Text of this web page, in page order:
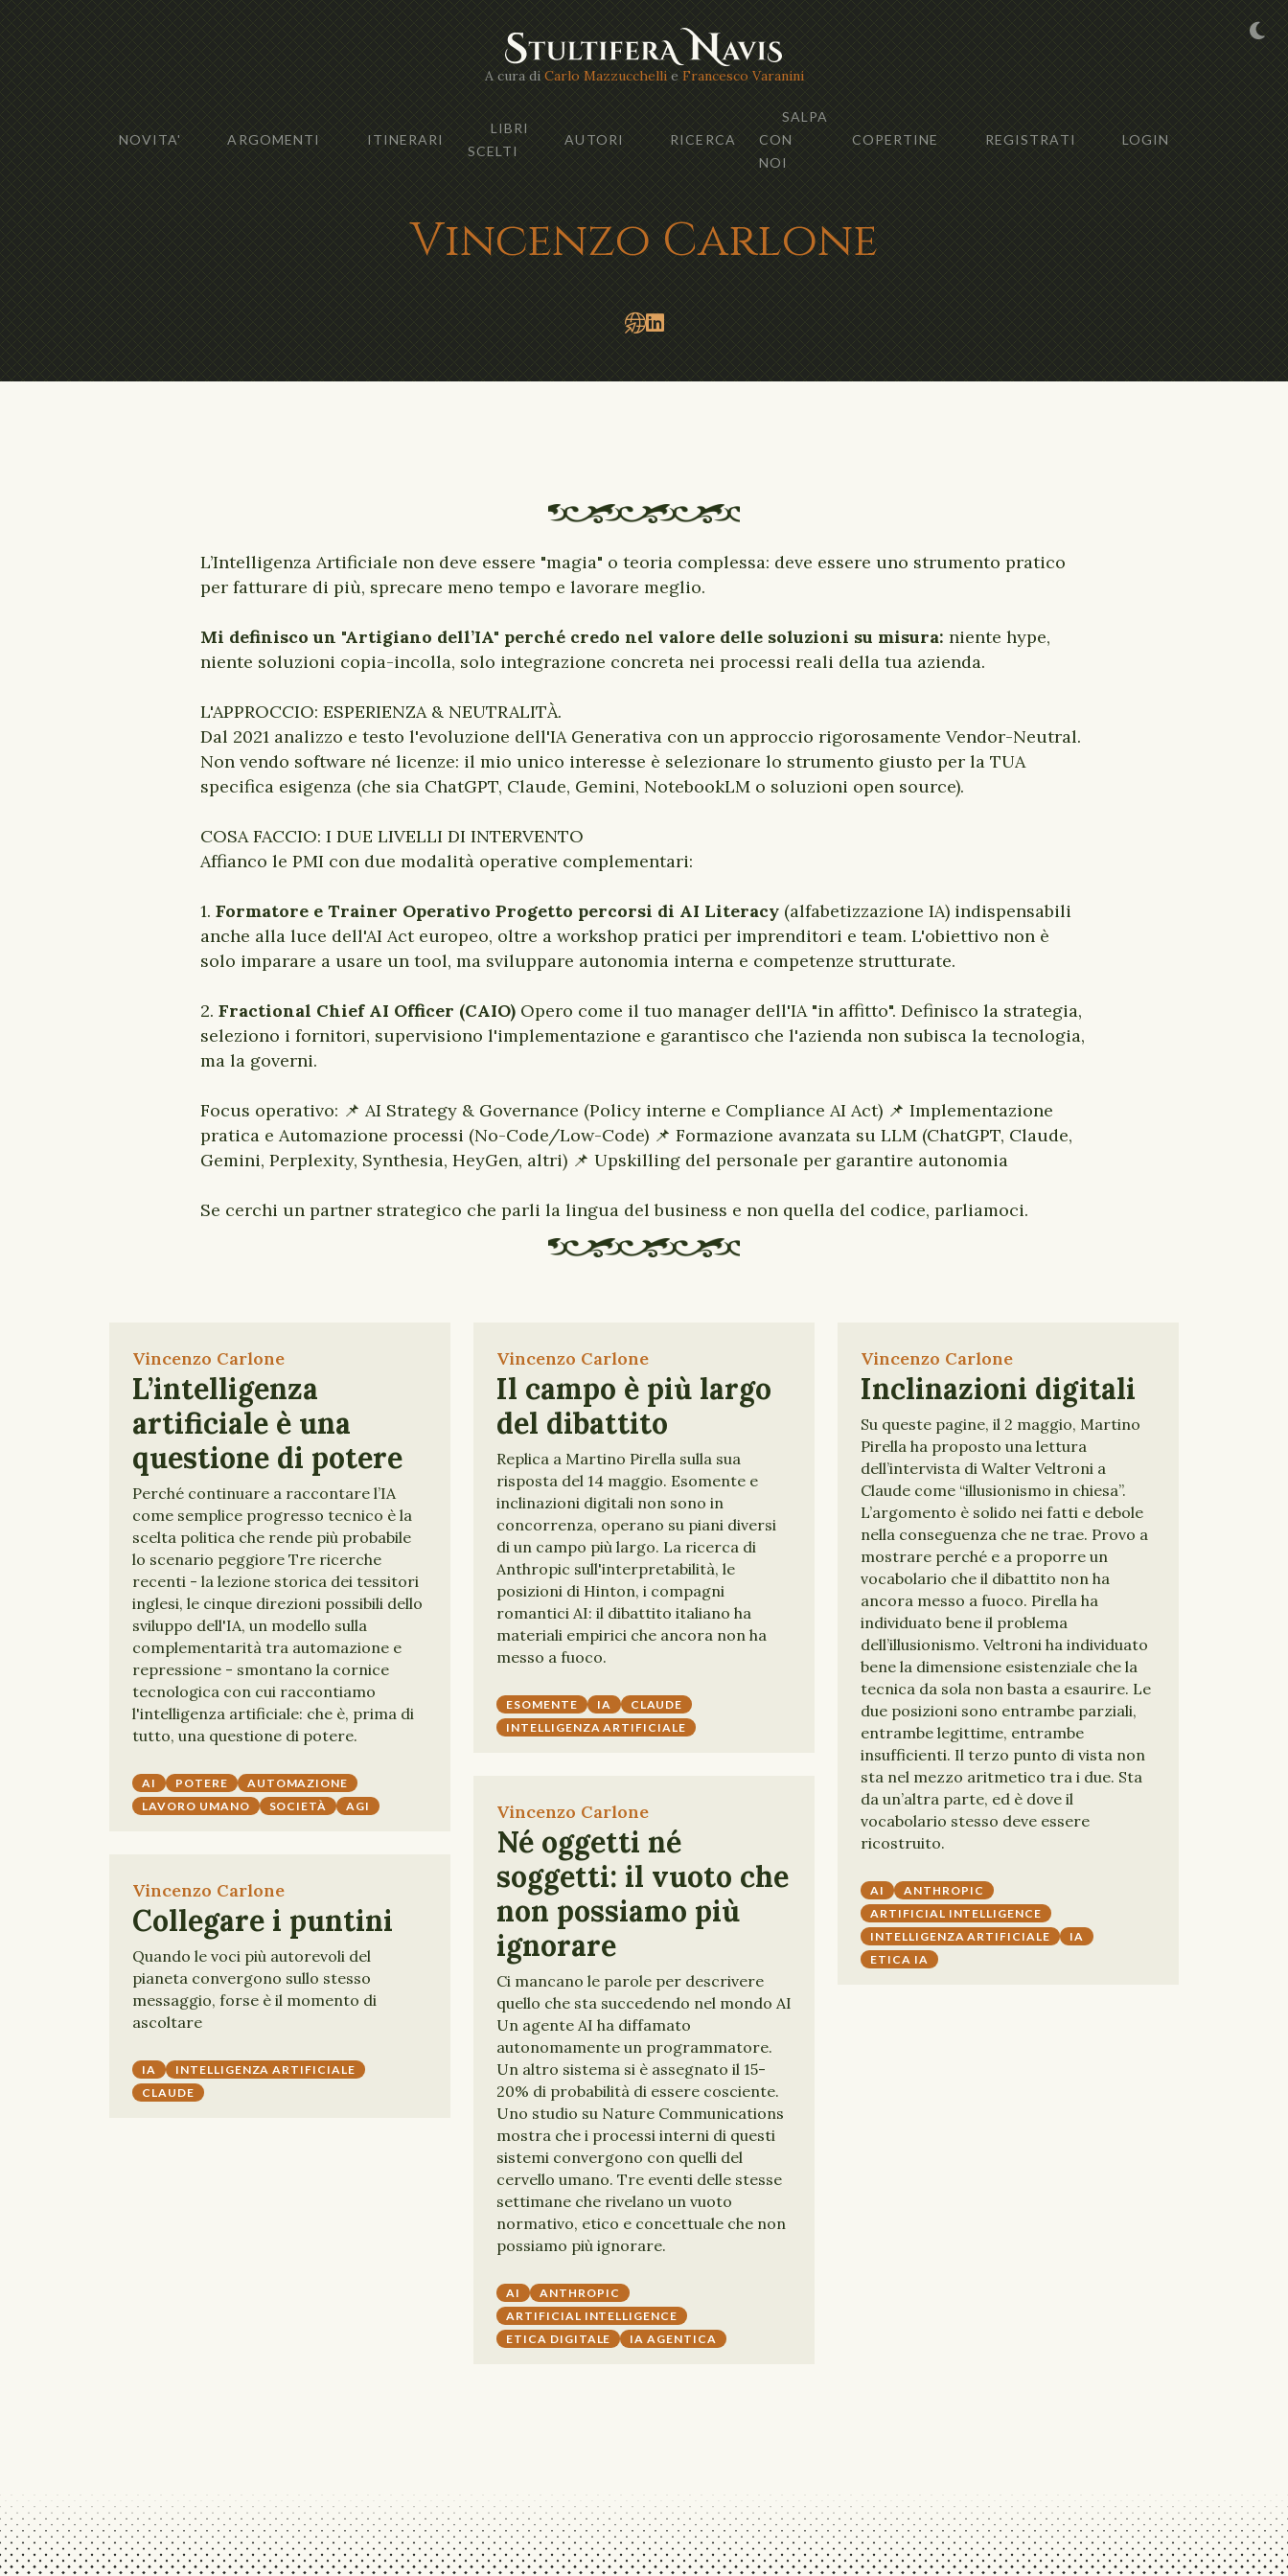
A cura di Carlo Mazzucchellie Francesco Varanini
NOVITA' ARGOMENTI ITINERARI
LIBRI
SCELTI
AUTORI RICERCA
SALPA
CON
NOI
COPERTINE REGISTRATI LOGIN
Vincenzo Carlone
L’Intelligenza Artificiale non deve essere "magia" o teoria complessa: deve essere uno strumento pratico
per fatturare di più, sprecare meno tempo e lavorare meglio.
Mi definisco un "Artigiano dell’IA" perché credo nel valore delle soluzioni su misura: niente hype,
niente soluzioni copia-incolla, solo integrazione concreta nei processi reali della tua azienda.
L'APPROCCIO: ESPERIENZA & NEUTRALITÀ.
Dal 2021 analizzo e testo l'evoluzione dell'IA Generativa con un approccio rigorosamente Vendor-Neutral.
Non vendo software né licenze: il mio unico interesse è selezionare lo strumento giusto per la TUA
specifica esigenza (che sia ChatGPT, Claude, Gemini, NotebookLM o soluzioni open source).
COSA FACCIO: I DUE LIVELLI DI INTERVENTO
Affianco le PMI con due modalità operative complementari:
1. Formatore e Trainer Operativo Progetto percorsi di AI Literacy (alfabetizzazione IA) indispensabili
anche alla luce dell'AI Act europeo, oltre a workshop pratici per imprenditori e team. L'obiettivo non è
solo imparare a usare un tool, ma sviluppare autonomia interna e competenze strutturate.
2. Fractional Chief AI Officer (CAIO) Opero come il tuo manager dell'IA "in affitto". Definisco la strategia,
seleziono i fornitori, supervisiono l'implementazione e garantisco che l'azienda non subisca la tecnologia,
ma la governi.
Focus operativo: 📌 AI Strategy & Governance (Policy interne e Compliance AI Act) 📌 Implementazione
pratica e Automazione processi (No-Code/Low-Code) 📌 Formazione avanzata su LLM (ChatGPT, Claude,
Gemini, Perplexity, Synthesia, HeyGen, altri) 📌 Upskilling del personale per garantire autonomia
Se cerchi un partner strategico che parli la lingua del business e non quella del codice, parliamoci.
Vincenzo Carlone
L’intelligenza
artificiale è una
questione di potere
Perché continuare a raccontare l’IA
come semplice progresso tecnico è la
scelta politica che rende più probabile
lo scenario peggiore Tre ricerche
recenti - la lezione storica dei tessitori
inglesi, le cinque direzioni possibili dello
sviluppo dell'IA, un modello sulla
complementarità tra automazione e
repressione - smontano la cornice
tecnologica con cui raccontiamo
l'intelligenza artificiale: che è, prima di
tutto, una questione di potere.
AI POTERE
AUTOMAZIONE
LAVORO UMANO
SOCIETÀ AGI
Vincenzo Carlone
Il campo è più largo
del dibattito
Replica a Martino Pirella sulla sua
risposta del 14 maggio. Esomente e
inclinazioni digitali non sono in
concorrenza, operano su piani diversi
di un campo più largo. La ricerca di
Anthropic sull'interpretabilità, le
posizioni di Hinton, i compagni
romantici AI: il dibattito italiano ha
materiali empirici che ancora non ha
messo a fuoco.
ESOMENTE IA
CLAUDE
INTELLIGENZA ARTIFICIALE
Vincenzo Carlone
Inclinazioni digitali
Su queste pagine, il 2 maggio, Martino
Pirella ha proposto una lettura
dell’intervista di Walter Veltroni a
Claude come “illusionismo in chiesa”.
L’argomento è solido nei fatti e debole
nella conseguenza che ne trae. Provo a
mostrare perché e a proporre un
vocabolario che il dibattito non ha
ancora messo a fuoco. Pirella ha
individuato bene il problema
dell’illusionismo. Veltroni ha individuato
bene la dimensione esistenziale che la
tecnica da sola non basta a esaurire. Le
due posizioni sono entrambe parziali,
entrambe legittime, entrambe
insufficienti. Il terzo punto di vista non
sta nel mezzo aritmetico tra i due. Sta
da un’altra parte, ed è dove il
vocabolario stesso deve essere
ricostruito.
AI
ANTHROPIC
ARTIFICIAL INTELLIGENCE
INTELLIGENZA ARTIFICIALE
IA
ETICA IA
Vincenzo Carlone
Né oggetti né
soggetti: il vuoto che
non possiamo più
ignorare
Ci mancano le parole per descrivere
quello che sta succedendo nel mondo AI
Un agente AI ha diffamato
autonomamente un programmatore.
Un altro sistema si è assegnato il 15-
20% di probabilità di essere cosciente.
Uno studio su Nature Communications
mostra che i processi interni di questi
sistemi convergono con quelli del
cervello umano. Tre eventi delle stesse
settimane che rivelano un vuoto
normativo, etico e concettuale che non
possiamo più ignorare.
AI
ANTHROPIC
ARTIFICIAL INTELLIGENCE
ETICA DIGITALE
IA AGENTICA
Vincenzo Carlone
Collegare i puntini
Quando le voci più autorevoli del
pianeta convergono sullo stesso
messaggio, forse è il momento di
ascoltare
IA
INTELLIGENZA ARTIFICIALE
CLAUDE